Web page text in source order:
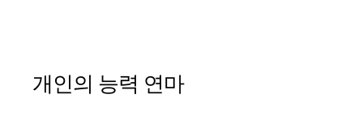
개인의 능력 연마